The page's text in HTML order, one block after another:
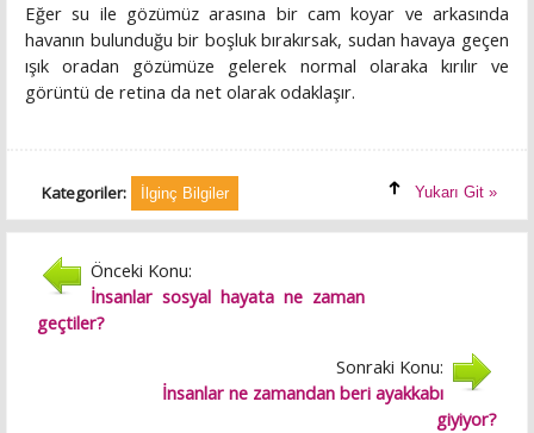
Eğer su ile gözümüz arasına bir cam koyar ve arkasında
havanın bulunduğu bir boşluk bırakırsak, sudan havaya geçen
ışık oradan gözümüze gelerek normal olaraka kırılır ve
görüntü de retina da net olarak odaklaşır.
Kategoriler: İlginç Bilgiler Yukarı Git »
Önceki Konu:
İnsanlar sosyal hayata ne zaman
geçtiler?
Sonraki Konu:
İnsanlar ne zamandan beri ayakkabı
giyiyor?